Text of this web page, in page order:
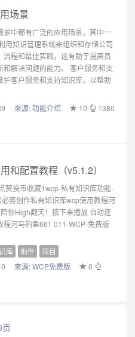
场景
中都有广泛的应用场景，其中一
用知识管理系统来组织和存储公司
程和最佳实践。这有助于提高员
解决问题的能力。 客户服务和支
客户服务和支持知识库，以帮助
來源:功能介绍 10
1380
和配置教程（v5.1.2）
赞投币收藏1wcp-私有知识库功能-
剪创作私有知识库wcp使用教程河
你High翻天！接下来播放 自动连
河马钓鱼661 011-WCP-免费版
库 附件
项目
來源:WCP免费版
0